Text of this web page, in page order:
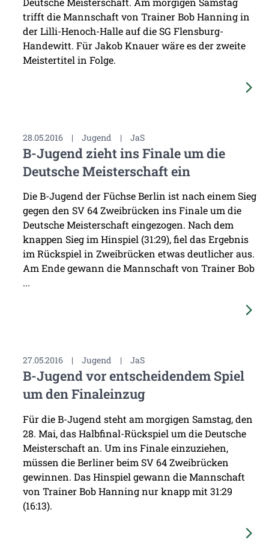
trifft die Mannschaft von Trainer Bob Hanning in
der Lilli-Henoch-Halle auf die SG Flensburg-
Handewitt. Für Jakob Knauer wäre es der zweite
Meistertitel in Folge.
28.05.2016 | Jugend | JaS
B-Jugend zieht ins Finale um die
Deutsche Meisterschaft ein
Die B-Jugend der Füchse Berlin ist nach einem Sieg
gegen den SV 64 Zweibrücken ins Finale um die
Deutsche Meisterschaft eingezogen. Nach dem
knappen Sieg im Hinspiel (31:29), fiel das Ergebnis
im Rückspiel in Zweibrücken etwas deutlicher aus.
Am Ende gewann die Mannschaft von Trainer Bob
...
27.05.2016 | Jugend | JaS
B-Jugend vor entscheidendem Spiel
um den Finaleinzug
Für die B-Jugend steht am morgigen Samstag, den
28. Mai, das Halbfinal-Rückspiel um die Deutsche
Meisterschaft an. Um ins Finale einzuziehen,
müssen die Berliner beim SV 64 Zweibrücken
gewinnen. Das Hinspiel gewann die Mannschaft
von Trainer Bob Hanning nur knapp mit 31:29
(16:13).